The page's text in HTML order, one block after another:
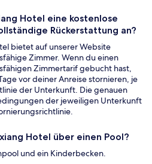
Hotel eine kostenlose
Rückerstattung an?
bietet auf unserer Website
Zimmer. Wenn du einen
Zimmertarif gebucht hast,
vor deiner Anreise stornieren, je
der Unterkunft. Die genauen
der jeweiligen Unterkunft
Hotel über einen Pool?
und ein Kinderbecken.